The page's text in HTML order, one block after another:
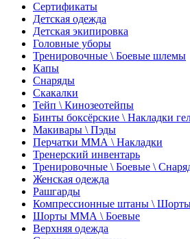
Сертификаты
Детская одежда
Детская экипировка
Головные уборы
Тренировочные \ Боевые шлемы
Капы
Снаряды
Скакалки
Тейп \ Кинозеотейпы
Бинты боксёрские \ Накладки
Макивары \ Пэды
Перчатки ММА \ Накладки
Тренерский инвентарь
Тренировочные \ Боевые \
Женская одежда
Рашгарды
Компрессионные штаны \
Шорты ММА \ Боевые
Верхняя одежда